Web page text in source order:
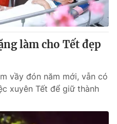
làm cho Tết đẹp
vầy đón năm mới, vẫn có
xuyên Tết để giữ thành